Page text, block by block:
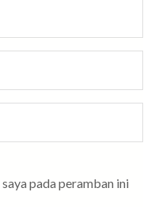
pada peramban ini